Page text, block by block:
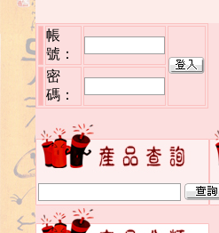
帳
號：
密
碼：